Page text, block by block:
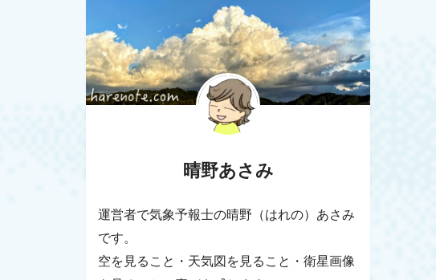
晴野あさみ
運営者で気象予報士の晴野（はれの）あさみ
です。
空を見ること・天気図を見ること・衛星画像